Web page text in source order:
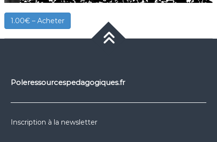
1.00€ – Acheter
Poleressourcespedagogiques.fr
Inscription à la newsletter